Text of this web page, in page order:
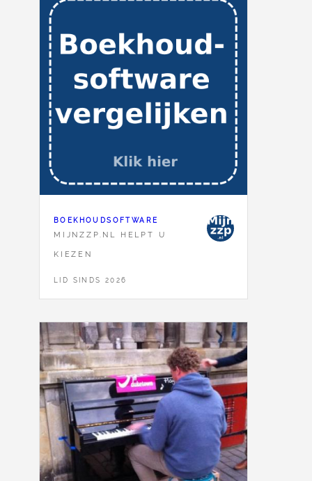
BOEKHOUDSOFTWARE
MIJNZZP.NL HELPT U
KIEZEN
LID SINDS 2026